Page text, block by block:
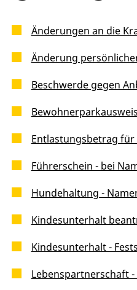
Änderungen an die
Änderung
Beschwerde gegen
Entlastungsbetrag
Führerschein - bei
Hundehaltung -
Kindesunterhalt
Kindesunterhalt -
Lebenspartnerschaft